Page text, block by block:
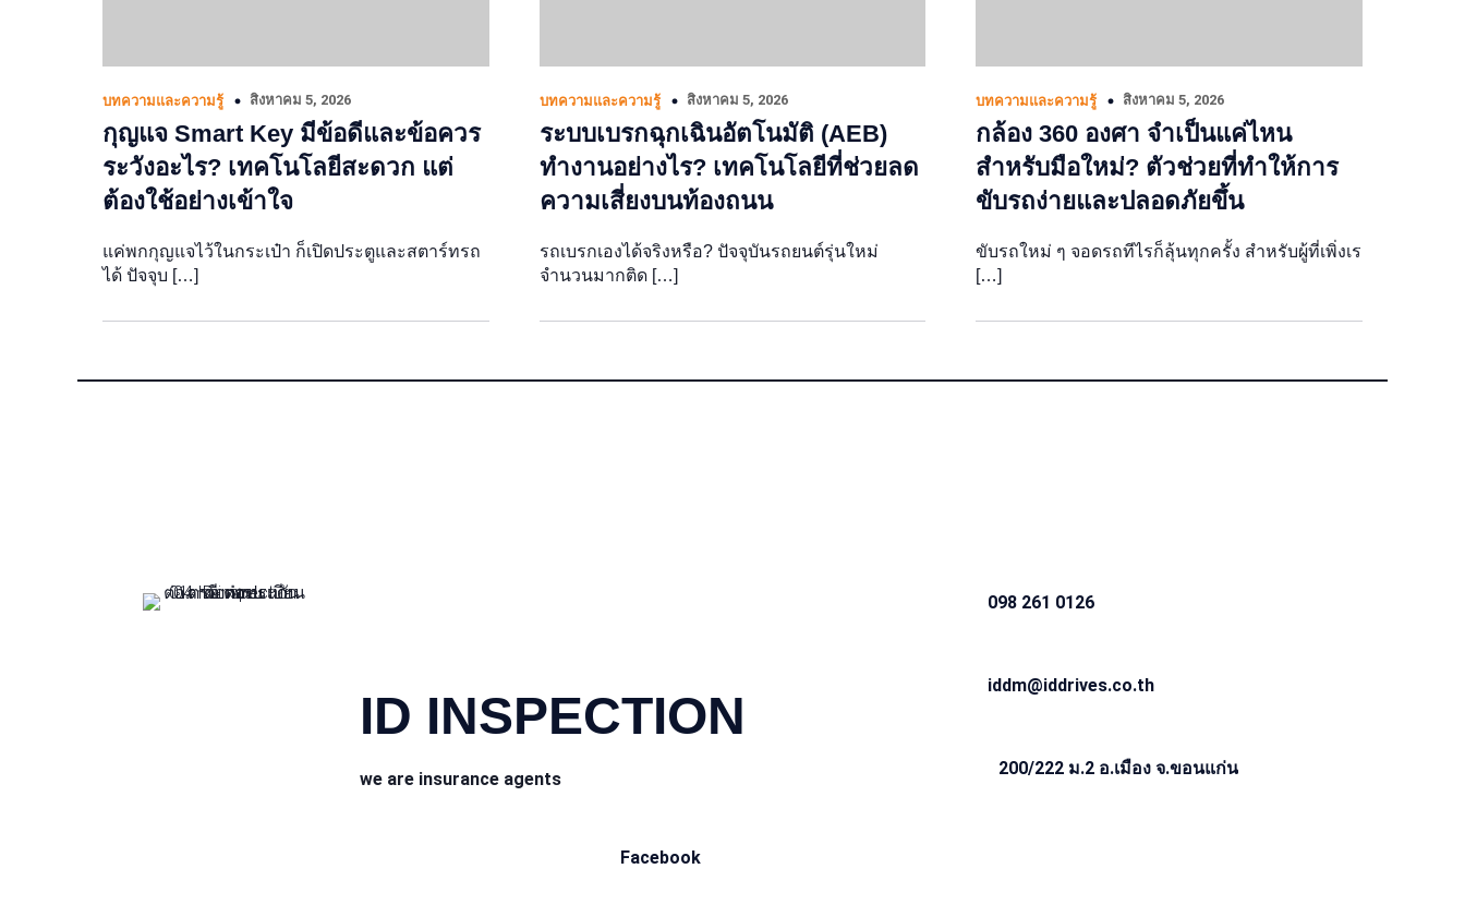
บทความและความรู้ สิงหาคม 5, 2026
กุญแจ Smart Key มีข้อดีและข้อควร
ระวังอะไร? เทคโนโลยีสะดวก แต่
ต้องใช้อย่างเข้าใจ
แค่พกกุญแจไว้ในกระเป๋า ก็เปิดประตูและสตาร์ทรถ
ได้ ปัจจุบ […]
บทความและความรู้ สิงหาคม 5, 2026
ระบบเบรกฉุกเฉินอัตโนมัติ (AEB)
ทำงานอย่างไร? เทคโนโลยีที่ช่วยลด
ความเสี่ยงบนท้องถนน
รถเบรกเองได้จริงหรือ? ปัจจุบันรถยนต์รุ่นใหม่
จำนวนมากติด […]
บทความและความรู้ สิงหาคม 5, 2026
กล้อง 360 องศา จำเป็นแค่ไหน
สำหรับมือใหม่? ตัวช่วยที่ทำให้การ
ขับรถง่ายและปลอดภัยขึ้น
ขับรถใหม่ ๆ จอดรถทีไรก็ลุ้นทุกครั้ง สำหรับผู้ที่เพิ่งเร
[…]
ID INSPECTION
we are insurance agents
098 261 0126
iddm@iddrives.co.th
200/222 ม.2 อ.เมือง จ.ขอนแก่น
Facebook